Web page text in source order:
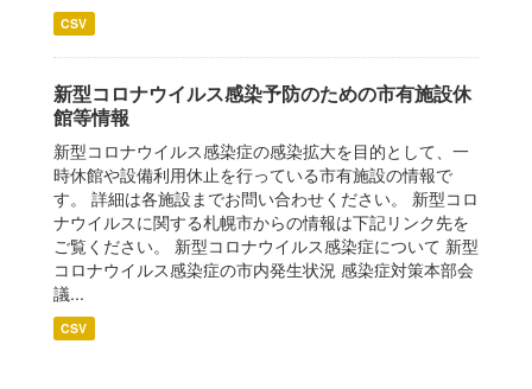
CSV
新型コロナウイルス感染予防のための市有施設休
館等情報
新型コロナウイルス感染症の感染拡大を目的として、一
時休館や設備利用休止を行っている市有施設の情報で
す。 詳細は各施設までお問い合わせください。 新型コロ
ナウイルスに関する札幌市からの情報は下記リンク先を
ご覧ください。 新型コロナウイルス感染症について 新型
コロナウイルス感染症の市内発生状況 感染症対策本部会
議...
CSV